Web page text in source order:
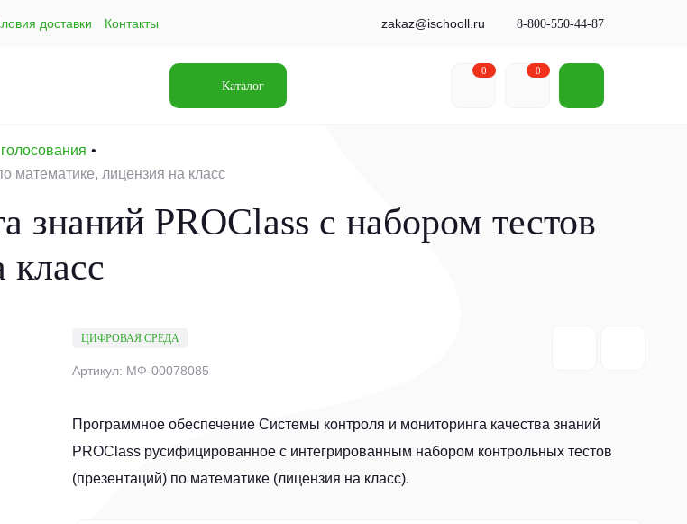
доставки Контакты zakaz@ischooll.ru 8-800-550-44-87
Каталог
0 0
математике, лицензия на класс
PROСlass с набором тестов
класс
ЦИФРОВАЯ СРЕДА
Артикул: МФ-00078085
Программное обеспечение Системы контроля и мониторинга качества знаний
PROСlass русифицированное с интегрированным набором контрольных тестов
(презентаций) по математике (лицензия на класс).